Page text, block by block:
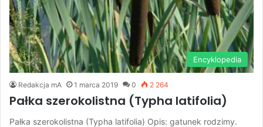
Encyklopedia
Redakcja mA 1 marca 2019 0 2 264
Pałka szerokolistna (Typha latifolia)
Pałka szerokolistna (Typha latifolia) Opis: gatunek rodzimy.